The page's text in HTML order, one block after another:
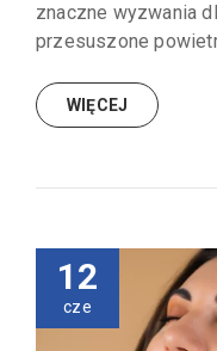
znaczne wyzwania
przesuszone
WIĘCEJ
12
cze